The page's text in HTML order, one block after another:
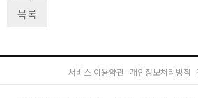
목록
서비스 이용약관 개인정보처리방침